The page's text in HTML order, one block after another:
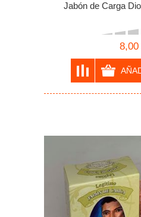
Jabón de Carga
8,00